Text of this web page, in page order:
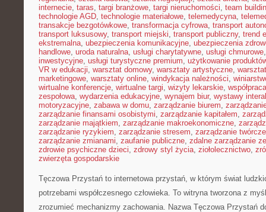
internecie, taras, targi branżowe, targi nieruchomości, team
technologie AGD, technologie materiałowe, telemedycyna,
transakcje bezgotówkowe, transformacja cyfrowa, transport
transport luksusowy, transport miejski, transport publiczny, trend
ekstremalna, ubezpieczenia komunikacyjne, ubezpieczenia
handlowe, uroda naturalna, usługi charytatywne, usługi chmurowe
inwestycyjne, usługi turystyczne premium, użytkowanie
VR w edukacji, warsztat domowy, warsztaty artystyczne,
marketingowe, warsztaty online, windykacja należności,
wirtualne konferencje, wirtualne targi, wizyty lekarskie,
zespołowa, wydarzenia edukacyjne, wynajem biur, wystawy
motoryzacyjne, zabawa w domu, zarządzanie biurem,
zarządzanie finansami osobistymi, zarządzanie kapitałem,
zarządzanie majątkiem, zarządzanie makroekonomiczne,
zarządzanie ryzykiem, zarządzanie stresem, zarządzanie twórcze
zarządzanie zmianami, zaufanie publiczne, zdalne zarządzanie
zdrowie psychiczne dzieci, zdrowy styl życia, ziołolecznictwo,
zwierzęta gospodarskie
Tęczowa Przystań to internetowa przystań, w którym świat
potrzebami współczesnego człowieka. To witryna tworzona z
zrozumieć mechanizmy zachowania. Nazwa Tęczowa Przystań